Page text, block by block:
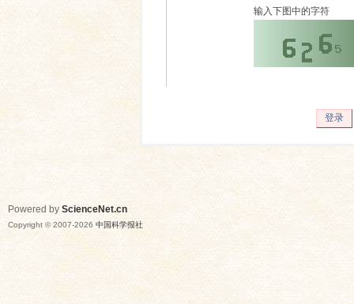
输入下图中的字符
登录
Powered by ScienceNet.cn
Copyright © 2007-2026 中国科学报社